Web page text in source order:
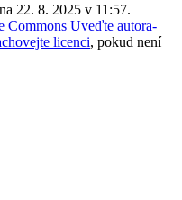
22. 8. 2025 v 11:57.
Commons Uveďte autora-
licenci, pokud není